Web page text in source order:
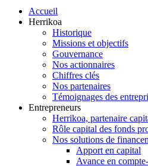
Accueil
Herrikoa
Historique
Missions et objectifs
Gouvernance
Nos actionnaires
Chiffres clés
Nos partenaires
Témoignages des
Entrepreneurs
Herrikoa, partenaire
Rôle capital des fonds
Nos solutions de
Apport en capital
Avance en